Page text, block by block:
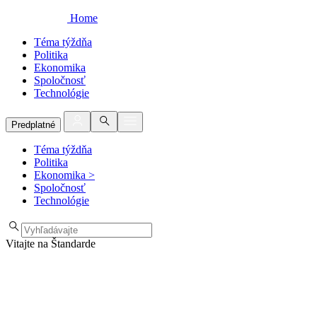
Home
Téma týždňa
Politika
Ekonomika
Spoločnosť
Technológie
Predplatné
Téma týždňa
Politika
Ekonomika >
Spoločnosť
Technológie
Vitajte na Štandarde